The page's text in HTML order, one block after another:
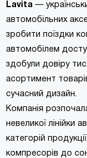
Lavita —
автомобільних
зробити поїздки
автомобілем
здобули довіру
асортимент
сучасний дизайн.
Компанія
невеликої лінійки
категорій
компресорів до